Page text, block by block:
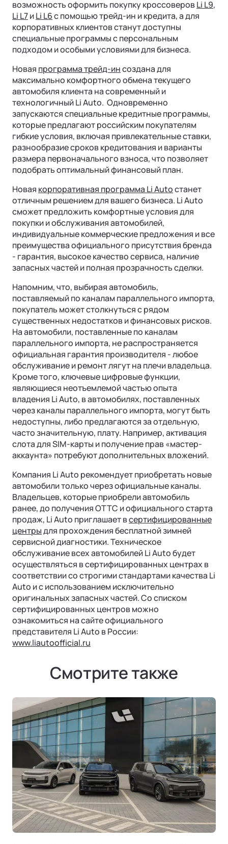
Ли Л9 | Li L9
Флагманский 6-местный кроссовер
ОТ 9 650 000 ₽
Подробнее
возможность оформить покупку кроссоверовLi L9,
Li L7иLi L6с помощью трейд-ин и кредита, а для
корпоративных клиентов станут доступны
специальные программы с персональным
подходом и особыми условиями для бизнеса.
Новая программа трейд-инсоздана для
максимально комфортного обмена текущего
автомобиля клиента на современный и
технологичный Li Auto. Одновременно
запускаются специальные кредитные программы,
которые предлагают российским покупателям
гибкие условия, включая привлекательные ставки,
разнообразие сроков кредитования и варианты
размера первоначального взноса, что позволяет
подобрать оптимальный финансовый план.
Новая корпоративная программа Li Autoстанет
отличным решением для вашего бизнеса. Li Auto
сможет предложить комфортные условия для
покупки и обслуживания автомобилей,
индивидуальные коммерческие предложения и все
преимущества официального присутствия бренда
- гарантия, высокое качество сервиса, наличие
запасных частей и полная прозрачность сделки.
Напомним, что, выбирая автомобиль,
поставляемый по каналам параллельного импорта,
покупатель может столкнуться с рядом
существенных недостатков и финансовых рисков.
На автомобили, поставленные по каналам
параллельного импорта, не распространяется
официальная гарантия производителя - любое
обслуживание и ремонт лягут на плечи владельца.
Кроме того, ключевые цифровые функции,
являющиеся неотъемлемой частью опыта
владения Li Auto, в автомобилях, поставленных
через каналы параллельного импорта, могут быть
недоступны, либо предлагаются за отдельную,
часто значительную, плату. Например, активация
слота для SIM-карты и получение прав «мастер-
аккаунта» потребуют дополнительных вложений.
Компания Li Auto рекомендует приобретать новые
автомобили только через официальные каналы.
Владельцев, которые приобрели автомобиль
ранее, до получения ОТТС и официального старта
продаж, Li Auto приглашает всертифицированные
центрыдля прохождения бесплатной зимней
сервисной диагностики. Техническое
обслуживание всех автомобилей Li Auto будет
осуществляться в сертифицированных центрах в
соответствии со строгими стандартами качества Li
Auto и с использованием исключительно
оригинальных запасных частей. Со списком
сертифицированных центров можно
ознакомиться на сайте официального
представителя Li Auto в России:
www.liautoofficial.ru
Смотрите также